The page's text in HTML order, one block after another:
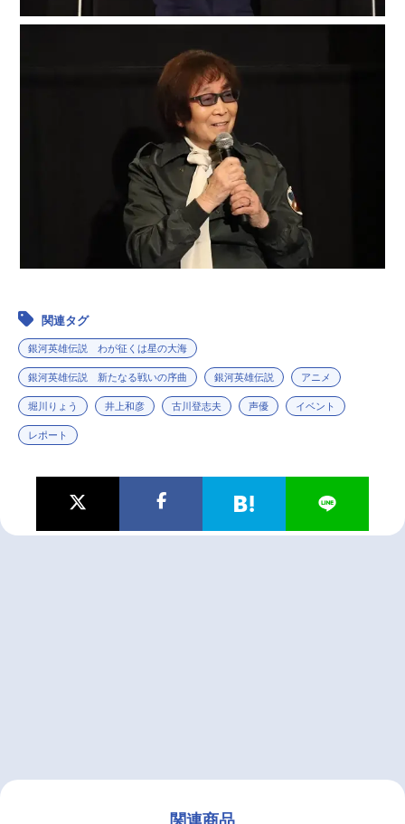
関連タグ
銀河英雄伝説 わが征くは星の大海
銀河英雄伝説 新たなる戦いの序曲 銀河英雄伝説 アニメ
堀川りょう 井上和彦 古川登志夫 声優 イベント
レポート
関連商品